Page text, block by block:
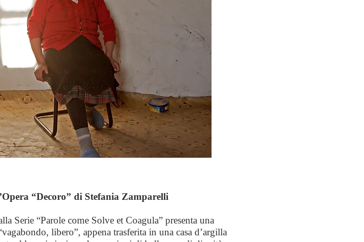
“Decoro” di Stefania Zamparelli
Serie “Parole come Solve et Coagula” presenta una
libero”, appena trasferita in una casa d’argilla